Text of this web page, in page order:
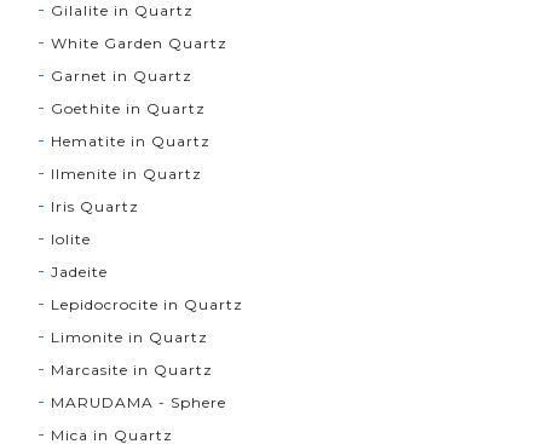
Gilalite in Quartz
White Garden Quartz
Garnet in Quartz
Goethite in Quartz
Hematite in Quartz
Ilmenite in Quartz
Iris Quartz
Iolite
Jadeite
Lepidocrocite in Quartz
Limonite in Quartz
Marcasite in Quartz
MARUDAMA - Sphere
Mica in Quartz